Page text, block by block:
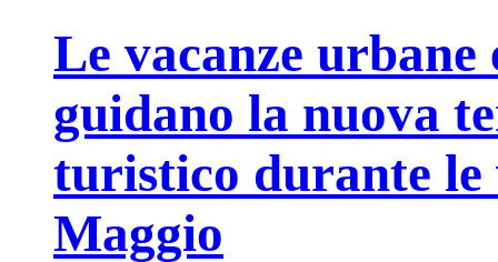
Le vacanze
guidano la nuova
turistico durante le
Maggio